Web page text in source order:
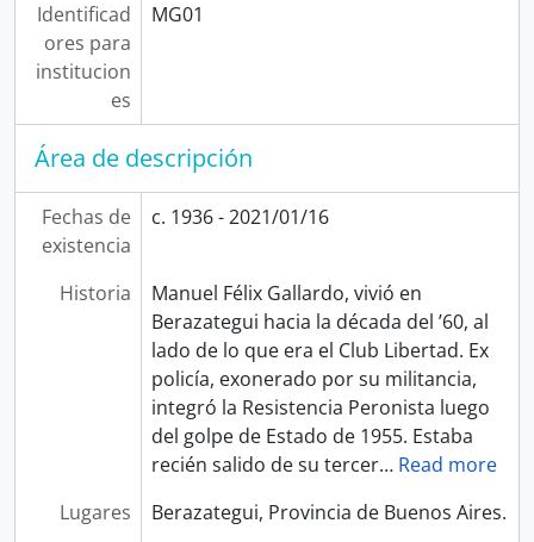
Identificad
ores para
institucion
es
MG01
Área de descripción
Fechas de
existencia
c. 1936 - 2021/01/16
Historia
Manuel Félix Gallardo, vivió en
Berazategui hacia la década del ’60, al
lado de lo que era el Club Libertad. Ex
policía, exonerado por su militancia,
integró la Resistencia Peronista luego
del golpe de Estado de 1955. Estaba
recién salido de su tercer… Read more
Lugares
Berazategui, Provincia de Buenos Aires.